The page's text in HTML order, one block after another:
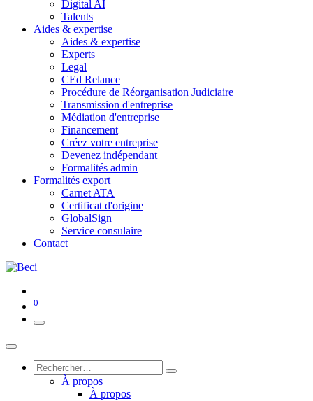
Digital AI
Talents
Aides & expertise
Aides & expertise
Experts
Legal
CEd Relance
Procédure de Réorganisation Judiciaire
Transmission d'entreprise
Médiation d'entreprise
Financement
Créez votre entreprise
Devenez indépendant
Formalités admin
Formalités export
Carnet ATA
Certificat d'origine
GlobalSign
Service consulaire
Contact
0
À propos
À propos